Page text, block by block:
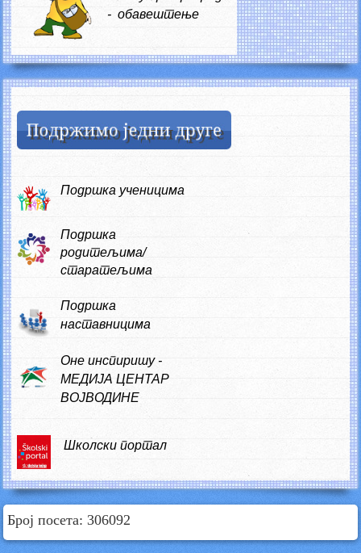
- обавештење
Подршка ученицима
Подршка
родитељима/
старатељима
Подршка
наставницима
Оне инспиришу -
МЕДИЈА ЦЕНТАР
ВОЈВОДИНЕ
Школски портал
Број посета:306092